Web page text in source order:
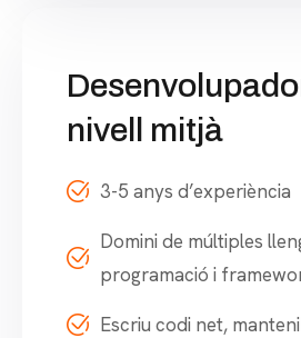
nivell mitjà
3-5 anys d’experiència
Domini de múltiples
programació i
Escriu codi net,